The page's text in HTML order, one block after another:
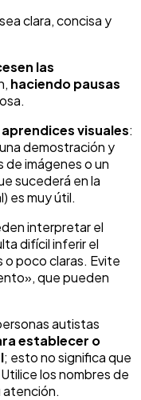
clara, concisa y
las
haciendo pausas
aprendices visuales:
demostración y
de imágenes o un
sucederá en la
es muy útil.
interpretar el
difícil inferir el
o poco claras. Evite
que pueden
autistas
establecer o
; esto no significa que
los nombres de
atención.